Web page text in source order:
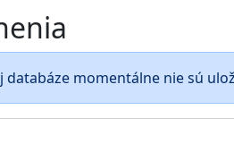
databáze momentálne nie sú